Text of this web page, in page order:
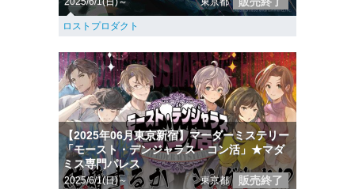
ロストプロダクト
【2025年06月東京新宿】マーダーミステリー
「モースト・デンジャラス・コン活」★マダ
ミス専門パレス
2025/6/1(日)～ 東京都 販売終了